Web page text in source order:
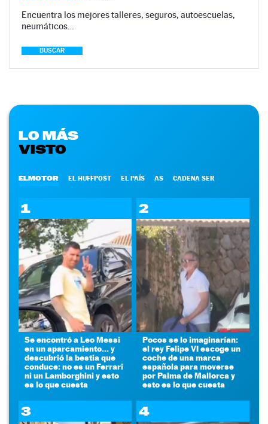
Encuentra los mejores talleres, seguros, autoescuelas,
neumáticos…
BUSCAR
LO MÁS
VISTO
ELMOTOR EL HUFFPOST EL PAÍS AS CADENA SER
1
Se encontró a Leo Messi
en un aparcamiento... y
descubrió la bestia que
conduce: no es un Ferrari
ni un Lamborghini y esto
es lo que cuesta
2
Pocos se lo imaginarían:
el rey Felipe VI escoge un
coche de una marca
española para moverse
por Palma de Mallorca y
esto es lo que cuesta
3 4